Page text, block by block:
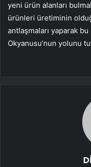
yeni ürün alanları
ürünleri üretiminin
antlaşmaları yaparak
Okyanusu’nun yolunu